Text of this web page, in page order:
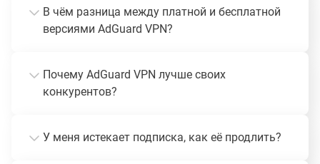
В чём разница между платной и бесплатной
версиями AdGuard VPN?
Почему AdGuard VPN лучше своих
конкурентов?
У меня истекает подписка, как её продлить?